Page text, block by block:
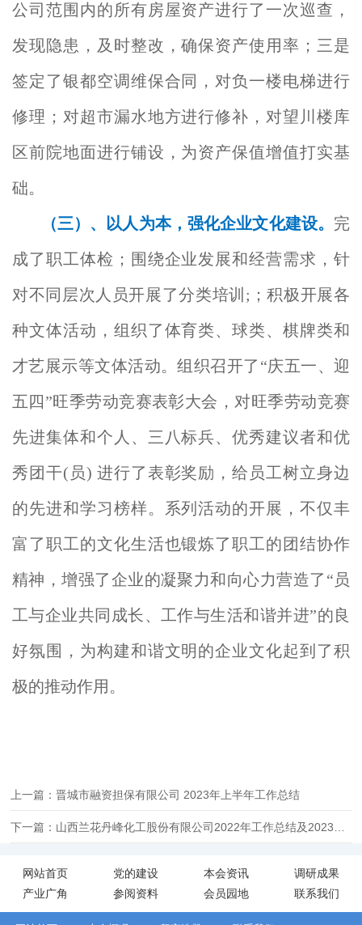
公司范围内的所有房屋资产进行了一次巡查，
发现隐患，及时整改，确保资产使用率；三是
签定了银都空调维保合同，对负一楼电梯进行
修理；对超市漏水地方进行修补，对望川楼库
区前院地面进行铺设，为资产保值增值打实基
础。
（三）、
以人为本，强化企业文化建设。 完
成了职工体检；围绕企业发展和经营需求，针
对不同层次人员开展了分类培训;；积极开展各
种文体活动，组织了体育类、球类、棋牌类和
才艺展示等文体活动。组织召开了“庆五一、迎
五四”旺季劳动竞赛表彰大会，对旺季劳动竞赛
先进集体和个人、三八标兵、优秀建议者和优
秀团干(员) 进行了表彰奖励，给员工树立身边
的先进和学习榜样。系列活动的开展，不仅丰
富了职工的文化生活也锻炼了职工的团结协作
精神，增强了企业的凝聚力和向心力营造了“员
工与企业共同成长、工作与生活和谐并进”的良
好氛围，为构建和谐文明的企业文化起到了积
极的推动作用。
上一篇：晋城市融资担保有限公司 2023年上半年工作总结
下一篇：山西兰花丹峰化工股份有限公司2022年工作总结及2023年工作计划
网站首页 党的建设 本会资讯
调研成果
产业广角
参阅资料 会员园地 联系我们